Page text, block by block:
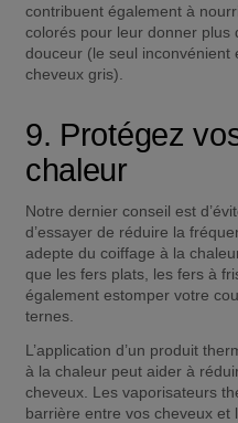
contribuent également à
colorés pour leur donner plus
douceur (le seul inconvénient
cheveux gris).
9. Protégez
chaleur
Notre dernier conseil est
d’essayer de réduire la
adepte du coiffage à la
que les fers plats, les fers à
également estomper votre
ternes.
L’application d’un produit
à la chaleur peut aider à
cheveux. Les vaporisateurs
barrière entre vos cheveux et